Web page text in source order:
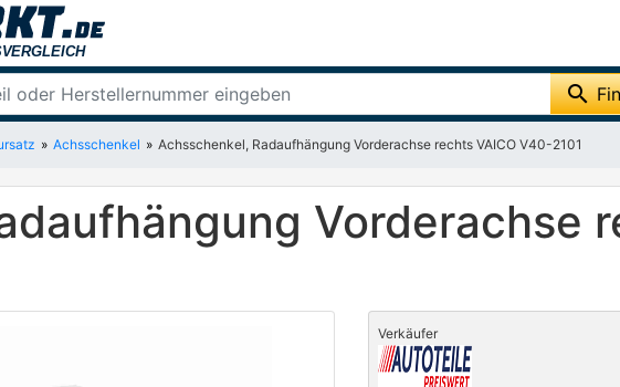
search
Achsschenkel Achsschenkel, Radaufhängung Vorderachse rechts VAICO V40-2101
Vorderachse
Verkäufer